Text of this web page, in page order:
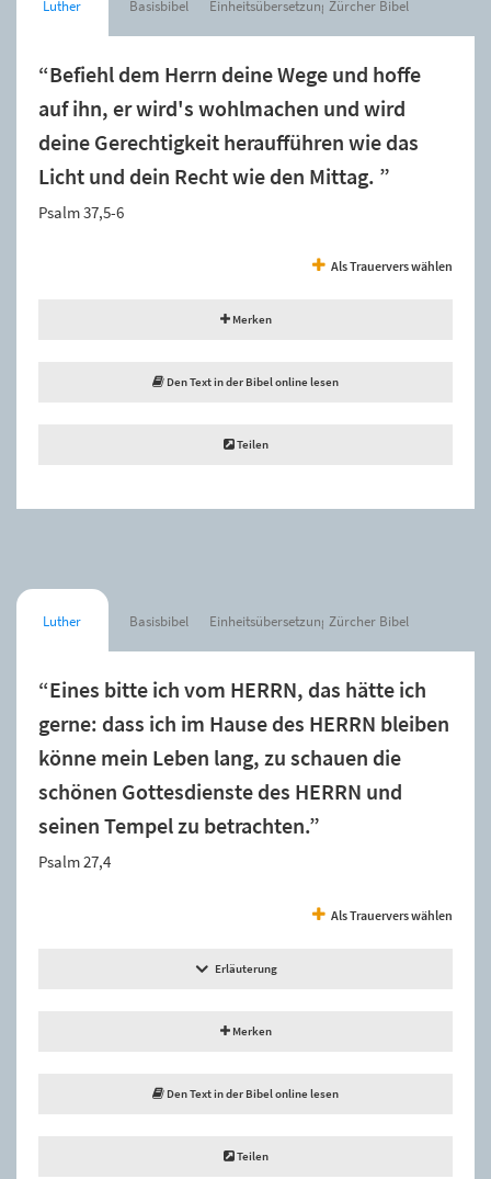
Luther Basisbibel Einheitsübersetzung Zürcher Bibel
“Befiehl dem Herrn deine Wege und hoffe
auf ihn, er wird's wohlmachen und wird
deine Gerechtigkeit heraufführen wie das
Licht und dein Recht wie den Mittag. ”
Psalm 37,5-6
Als Trauervers wählen
Merken
Den Text in der Bibel online lesen
Teilen
Luther Basisbibel Einheitsübersetzung Zürcher Bibel
“Eines bitte ich vom HERRN, das hätte ich
gerne: dass ich im Hause des HERRN bleiben
könne mein Leben lang, zu schauen die
schönen Gottesdienste des HERRN und
seinen Tempel zu betrachten.”
Psalm 27,4
Als Trauervers wählen
Erläuterung
Merken
Den Text in der Bibel online lesen
Teilen